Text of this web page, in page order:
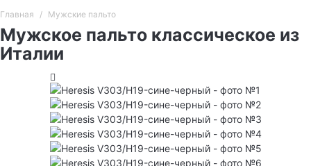
Главная Мужские пальто
Мужское пальто классическое из
Италии